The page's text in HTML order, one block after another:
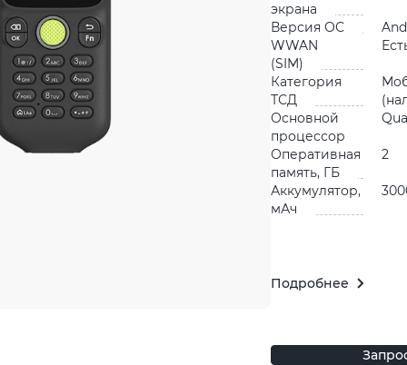
экрана
Версия ОС
WWAN
(SIM)
Категория
ТСД
Основной
процессор
Оперативная
память, ГБ
2
Аккумулятор,
мАч
Подробнее